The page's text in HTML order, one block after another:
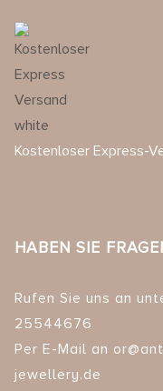
Kostenloser Express-
HABEN SIE
Rufen Sie uns an
25544676
Per E-Mail an
jewellery.de